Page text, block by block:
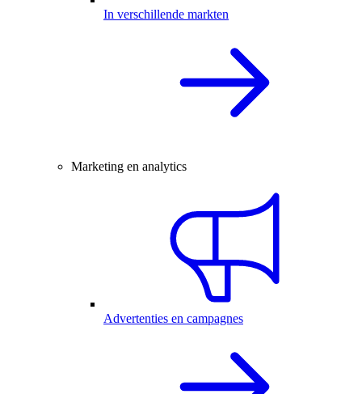
In verschillende markten
Marketing en analytics
Advertenties en campagnes